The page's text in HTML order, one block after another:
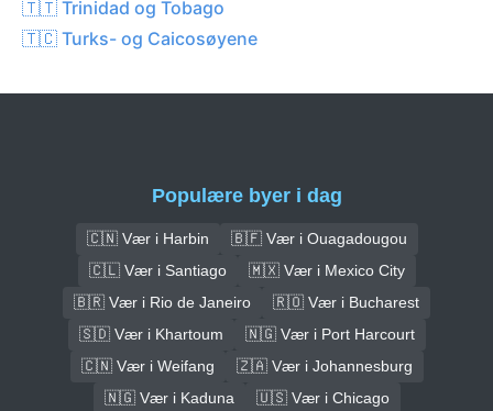
🇹🇹 Trinidad og Tobago
🇹🇨 Turks- og Caicosøyene
Populære byer i dag
🇨🇳 Vær i Harbin
🇧🇫 Vær i Ouagadougou
🇨🇱 Vær i Santiago
🇲🇽 Vær i Mexico City
🇧🇷 Vær i Rio de Janeiro
🇷🇴 Vær i Bucharest
🇸🇩 Vær i Khartoum
🇳🇬 Vær i Port Harcourt
🇨🇳 Vær i Weifang
🇿🇦 Vær i Johannesburg
🇳🇬 Vær i Kaduna
🇺🇸 Vær i Chicago